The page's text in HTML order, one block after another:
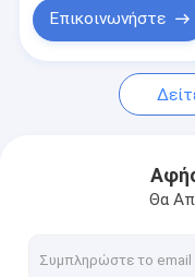
Επικοινωνήστε
Θα